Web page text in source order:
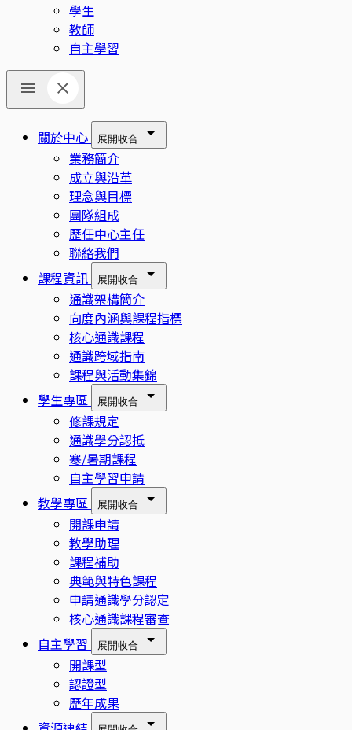
學生
教師
自主學習
關於中心 展開收合
業務簡介
成立與沿革
理念與目標
團隊組成
歷任中心主任
聯絡我們
課程資訊
展開收合
通識架構簡介
向度內涵與課程指標
核心通識課程
通識跨域指南
課程與活動集錦
學生專區
展開收合
修課規定
通識學分認抵
寒/暑期課程
自主學習申請
教學專區
展開收合
開課申請
教學助理
課程補助
典範與特色課程
申請通識學分認定
核心通識課程審查
自主學習
展開收合
開課型
認證型
歷年成果